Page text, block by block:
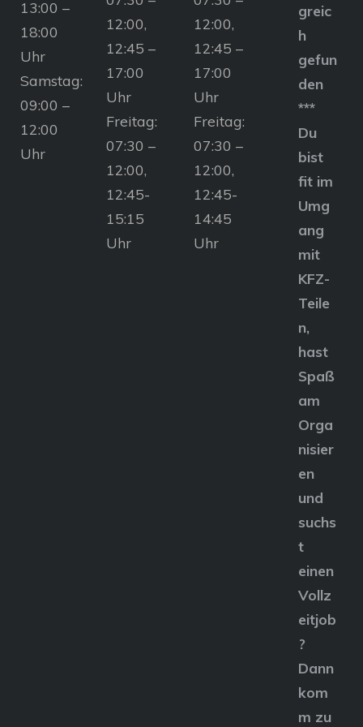
13:00 –
18:00
Uhr
Samstag:
09:00 –
12:00
Uhr
12:00,
12:45 –
17:00
Uhr
Freitag:
07:30 –
12:00,
12:45-
15:15
Uhr
12:00,
12:45 –
17:00
Uhr
Freitag:
07:30 –
12:00,
12:45-
14:45
Uhr
greic
h
gefun
den
***
Du
bist
fit im
Umg
ang
mit
KFZ-
Teile
n,
hast
Spaß
am
Orga
nisier
en
und
suchs
t
einen
Vollz
eitjob
?
Dann
kom
m zu